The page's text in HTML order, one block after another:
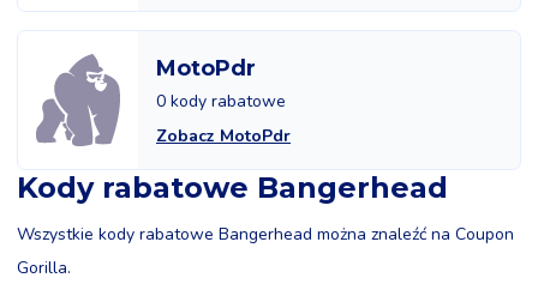
MotoPdr
0 kody rabatowe
Zobacz MotoPdr
Kody rabatowe Bangerhead
Wszystkie kody rabatowe Bangerhead można znaleźć na Coupon
Gorilla.